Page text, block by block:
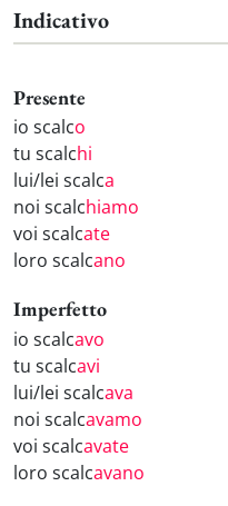
Indicativo
Presente
io scalco
tu scalchi
lui/lei scalca
noi scalchiamo
voi scalcate
loro scalcano
Imperfetto
io scalcavo
tu scalcavi
lui/lei scalcava
noi scalcavamo
voi scalcavate
loro scalcavano